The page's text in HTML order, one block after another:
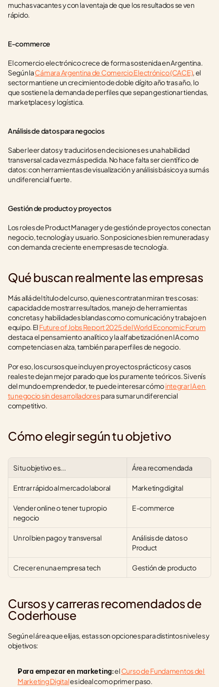
muchas vacantes y con la ventaja de que los resultados se ven
rápido.
E-commerce
El comercio electrónico crece de forma sostenida en Argentina.
Según la Cámara Argentina de Comercio Electrónico (CACE), el
sector mantiene un crecimiento de doble dígito año tras año, lo
que sostiene la demanda de perfiles que sepan gestionar tiendas,
marketplaces y logística.
Análisis de datos para negocios
Saber leer datos y traducirlos en decisiones es una habilidad
transversal cada vez más pedida. No hace falta ser científico de
datos: con herramientas de visualización y análisis básico ya sumás
un diferencial fuerte.
Gestión de producto y proyectos
Los roles de Product Manager y de gestión de proyectos conectan
negocio, tecnología y usuario. Son posiciones bien remuneradas y
con demanda creciente en empresas de tecnología.
Qué buscan realmente las empresas
Más allá del título del curso, quienes contratan miran tres cosas:
capacidad de mostrar resultados, manejo de herramientas
concretas y habilidades blandas como comunicación y trabajo en
equipo. El Future of Jobs Report 2025 del World Economic Forum
destaca el pensamiento analítico y la alfabetización en IA como
competencias en alza, también para perfiles de negocio.
Por eso, los cursos que incluyen proyectos prácticos y casos
reales te dejan mejor parado que los puramente teóricos. Si venís
del mundo emprendedor, te puede interesar cómo integrar IA en
tu negocio sin desarrolladores para sumar un diferencial
competitivo.
Cómo elegir según tu objetivo
Si tu objetivo es... Área recomendada
Entrar rápido al mercado laboral Marketing digital
Vender online o tener tu propio
negocio
E-commerce
Un rol bien pago y transversal
Análisis de datos o
Product
Crecer en una empresa tech Gestión de producto
Cursos y carreras recomendados de
Coderhouse
Según el área que elijas, estas son opciones para distintos niveles y
objetivos:
Para empezar en marketing: el Curso de Fundamentos del
Marketing Digital es ideal como primer paso.